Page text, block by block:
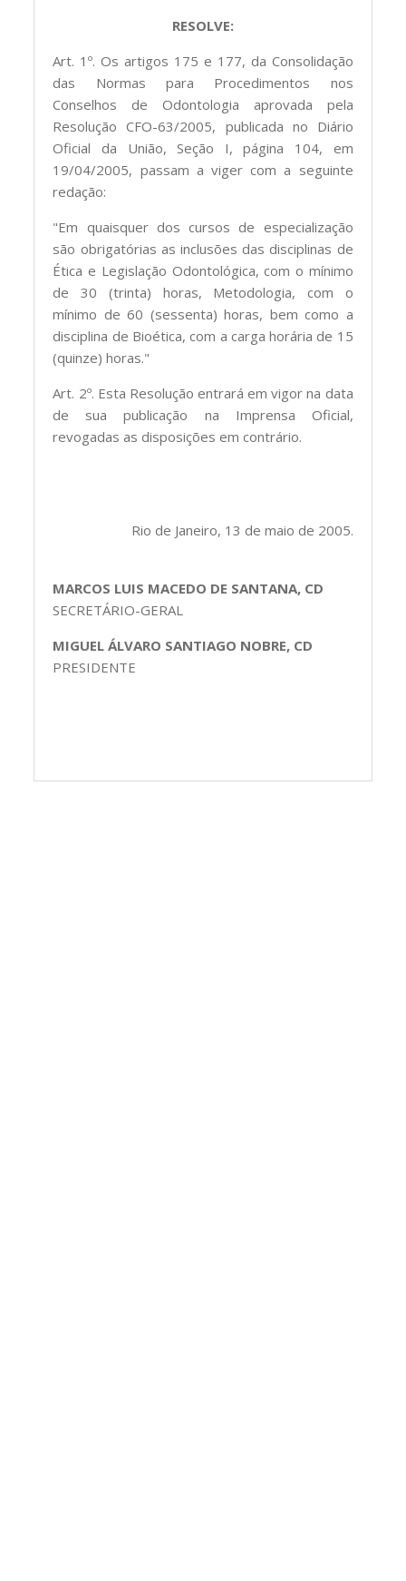
RESOLVE:
Art. 1º. Os artigos 175 e 177, da Consolidação
das Normas para Procedimentos nos
Conselhos de Odontologia aprovada pela
Resolução CFO-63/2005, publicada no Diário
Oficial da União, Seção I, página 104, em
19/04/2005, passam a viger com a seguinte
redação:
"Em quaisquer dos cursos de especialização
são obrigatórias as inclusões das disciplinas de
Ética e Legislação Odontológica, com o mínimo
de 30 (trinta) horas, Metodologia, com o
mínimo de 60 (sessenta) horas, bem como a
disciplina de Bioética, com a carga horária de 15
(quinze) horas."
Art. 2º. Esta Resolução entrará em vigor na data
de sua publicação na Imprensa Oficial,
revogadas as disposições em contrário.
Rio de Janeiro, 13 de maio de 2005.
MARCOS LUIS MACEDO DE SANTANA, CD
SECRETÁRIO-GERAL
MIGUEL ÁLVARO SANTIAGO NOBRE, CD
PRESIDENTE